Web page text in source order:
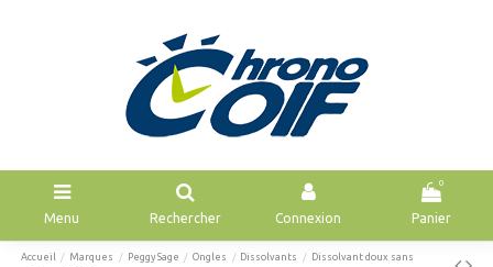
Menu Rechercher Connexion
0
Panier
Accueil Marques Peggy Sage Ongles Dissolvants
Dissolvant doux sans